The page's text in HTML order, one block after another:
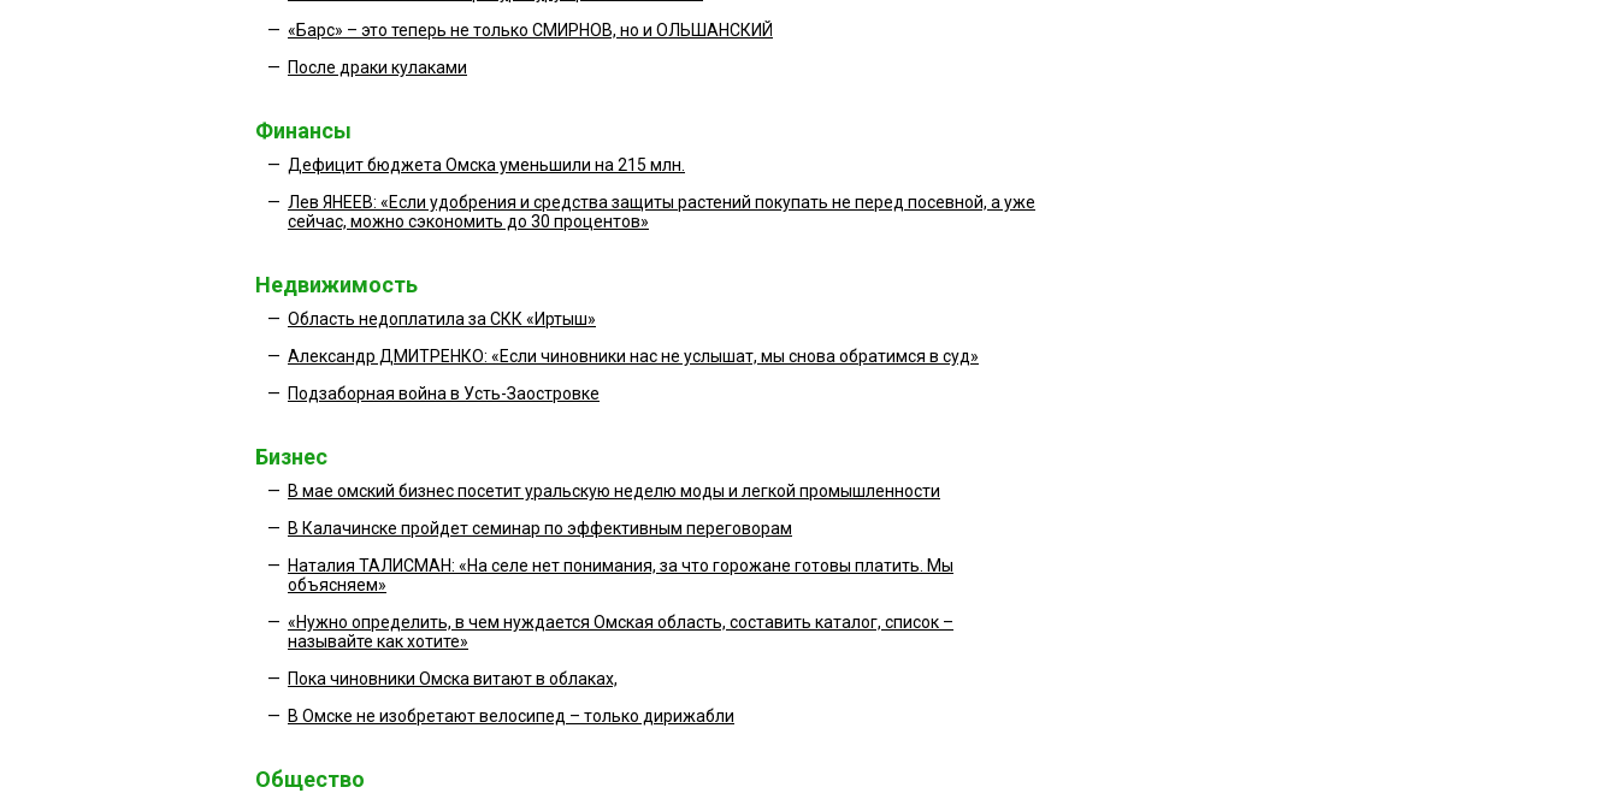
— «Барс» – это теперь не только СМИРНОВ, но и ОЛЬШАНСКИЙ
— После драки кулаками
Финансы
— Дефицит бюджета Омска уменьшили на 215 млн.
— Лев ЯНЕЕВ: «Если удобрения и средства защиты растений покупать не перед посевной, а уже
сейчас, можно сэкономить до 30 процентов»
Недвижимость
— Область недоплатила за СКК «Иртыш»
— Александр ДМИТРЕНКО: «Если чиновники нас не услышат, мы снова обратимся в суд»
— Подзаборная война в Усть-Заостровке
Бизнес
— В мае омский бизнес посетит уральскую неделю моды и легкой промышленности
— В Калачинске пройдет семинар по эффективным переговорам
— Наталия ТАЛИСМАН: «На селе нет понимания, за что горожане готовы платить. Мы
объясняем»
— «Нужно определить, в чем нуждается Омская область, составить каталог, список –
называйте как хотите»
— Пока чиновники Омска витают в облаках,
— В Омске не изобретают велосипед – только дирижабли
Общество